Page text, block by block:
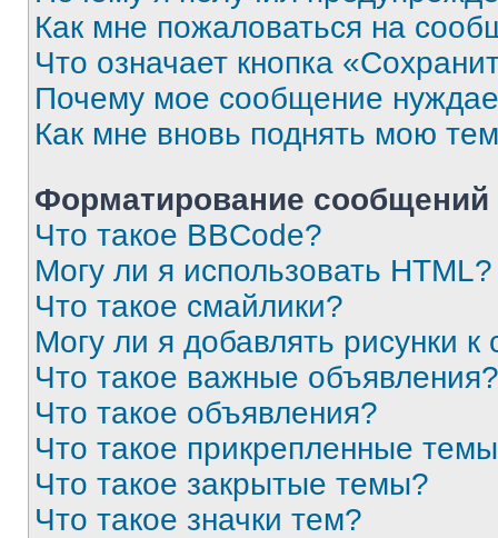
Как мне пожаловаться на
Что означает кнопка
Почему мое сообщение
Как мне вновь поднять мою
Форматирование
Что такое BBCode?
Могу ли я использовать HTML?
Что такое смайлики?
Могу ли я добавлять рисунки
Что такое важные объявления?
Что такое объявления?
Что такое прикрепленные
Что такое закрытые темы?
Что такое значки тем?